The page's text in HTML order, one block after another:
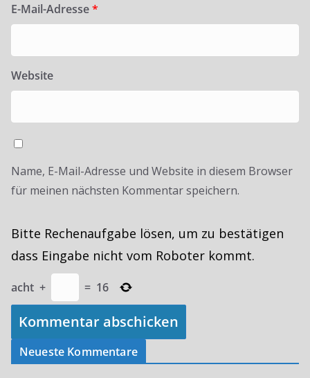
E-Mail-Adresse*
Website
Name, E-Mail-Adresse und Website in diesem Browser
für meinen nächsten Kommentar speichern.
Bitte Rechenaufgabe lösen, um zu bestätigen
dass Eingabe nicht vom Roboter kommt.
acht + = 16
Neueste Kommentare